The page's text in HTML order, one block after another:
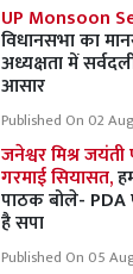
UP Monsoon
विधानसभा का
अध्यक्षता में
आसार
Published On 02
जनेश्वर मिश्र
गरमाई सियासत,
पाठक बोले- PDA
है सपा
Published On 05